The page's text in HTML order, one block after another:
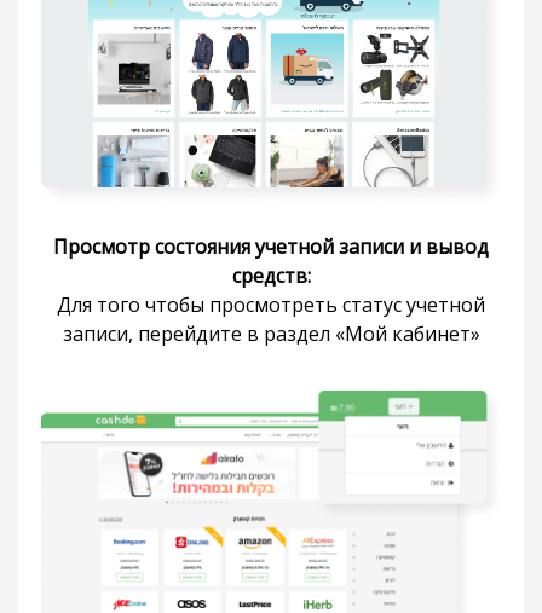
Просмотр состояния учетной записи и вывод
средств:
Для того чтобы просмотреть статус учетной
записи, перейдите в раздел «Мой кабинет»